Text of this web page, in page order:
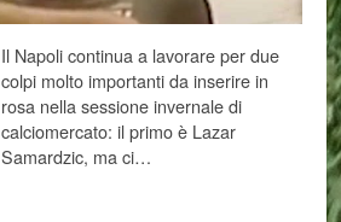
Il Napoli continua a lavorare per due
colpi molto importanti da inserire in
rosa nella sessione invernale di
calciomercato: il primo è Lazar
Samardzic, ma ci…